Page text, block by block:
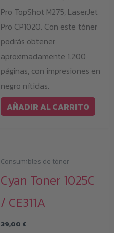
Pro TopShot M275, LaserJet
Pro CP1020. Con este tóner
podrás obtener
aproximadamente 1.200
páginas, con impresiones en
negro nítidas.
AÑADIR AL CARRITO
Consumibles de tóner
Cyan Toner 1025C
/ CE311A
39,00 €